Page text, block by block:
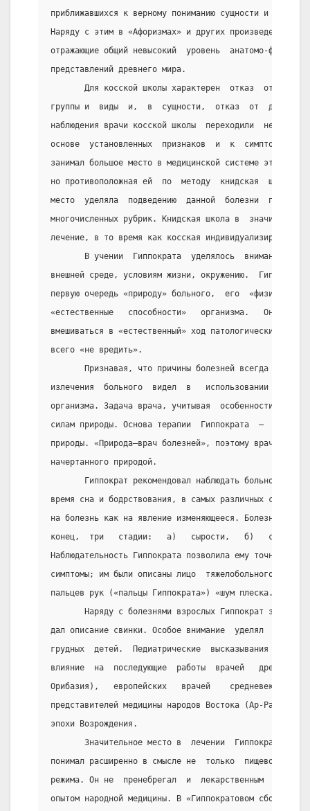
приближавшихся к верному пониманию сущности и
Наряду с этим в «Афоризмах» и других произведениях
отражающие общий невысокий  уровень  анатомо-
представлений древнего мира.
Для косской школы характерен  отказ  от
группы и  виды  и,  в  сущности,  отказ  от  диагноза:
наблюдения врачи косской школы  переходили
основе  установленных  признаков  и  к
занимал большое место в медицинской системе этой
но противоположная ей  по  методу  книдская  школа,
место  уделяла  подведению  данной  болезни  под
многочисленных рубрик. Книдская школа в
лечение, в то время как косская индивидуализировала
В учении  Гиппократа  уделялось  внимание  и
внешней среде, условиям жизни, окружению.
первую очередь «природу» больного,  его  «физис»  и
«естественные   способности»   организма.   Он
вмешиваться в «естественный» ход патологических
всего «не вредить».
Признавая, что причины болезней всегда
излечения  больного  видел  в   использовании
организма. Задача врача, учитывая  особенности
силам природы. Основа терапии  Гиппократа  —  вера  в
природы. «Природа—врач болезней», поэтому врач
начертанного природой.
Гиппократ рекомендовал наблюдать больного в
время сна и бодрствования, в самых различных
на болезнь как на явление изменяющееся. Болезнь
конец,  три   стадии:   а)   сырости,   б)
Наблюдательность Гиппократа позволила ему точно
симптомы; им были описаны лицо  тяжелобольного,
пальцев рук («пальцы Гиппократа») «шум плеска.
Наряду с болезнями взрослых Гиппократ
дал описание свинки. Особое внимание  уделял
грудных  детей.  Педиатрические  высказывания
влияние  на  последующие  работы  врачей
Орибазия),   европейских   врачей    средневековья
представителей медицины народов Востока (Ар-Разп,
эпохи Возрождения.
Значительное место в  лечении  Гиппократ
понимал расширенно в смысле не  только  пищевого,
режима. Он не  пренебрегал  и  лекарственным
опытом народной медицины. В «Гиппократовом